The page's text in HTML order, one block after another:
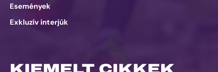
Események
Exkluzív interjúk